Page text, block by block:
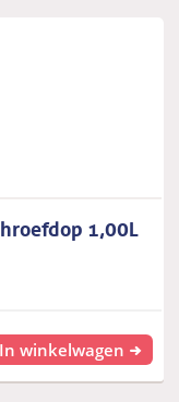
1,00L
In winkelwagen